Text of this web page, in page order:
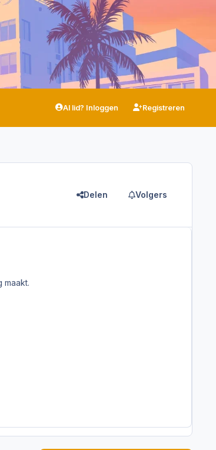
Al lid? Inloggen Registreren
Delen Volgers
maakt.